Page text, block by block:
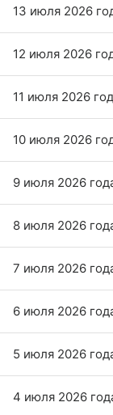
13 июля 2026
12 июля 2026
11 июля 2026
10 июля 2026
9 июля 2026
8 июля 2026
7 июля 2026
6 июля 2026
5 июля 2026
4 июля 2026